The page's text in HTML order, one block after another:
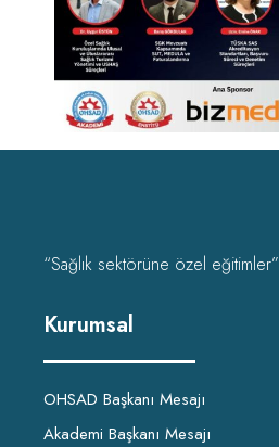
“Sağlık sektörüne özel eğitimler”
Kurumsal
OHSAD Başkanı Mesajı
Akademi Başkanı Mesajı